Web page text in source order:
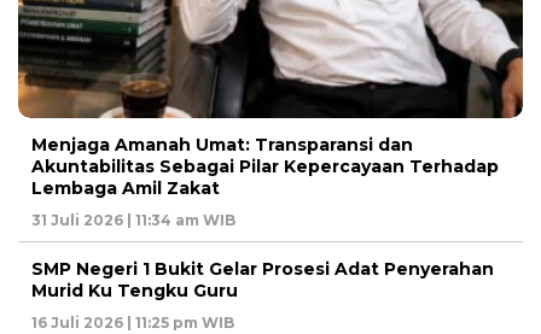
Menjaga Amanah Umat: Transparansi dan
Akuntabilitas Sebagai Pilar Kepercayaan Terhadap
Lembaga Amil Zakat
31 Juli 2026 | 11:34 am WIB
SMP Negeri 1 Bukit Gelar Prosesi Adat Penyerahan
Murid Ku Tengku Guru
16 Juli 2026 | 11:25 pm WIB